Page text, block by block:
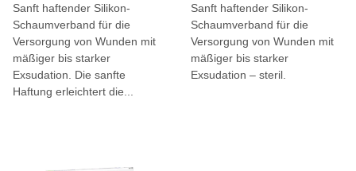
Sanft haftender Silikon-
Schaumverband für die
Versorgung von Wunden mit
mäßiger bis starker
Exsudation. Die sanfte
Haftung erleichtert die...
Sanft haftender Silikon-
Schaumverband für die
Versorgung von Wunden mit
mäßiger bis starker
Exsudation – steril.